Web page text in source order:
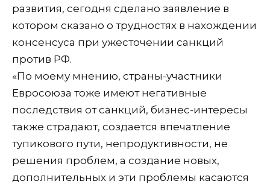
развития, сегодня сделано заявление в
котором сказано о трудностях в нахождении
консенсуса при ужесточении санкций
против РФ.
«По моему мнению, страны-участники
Евросоюза тоже имеют негативные
последствия от санкций, бизнес-интересы
также страдают, создается впечатление
тупикового пути, непродуктивности, не
решения проблем, а создание новых,
дополнительных и эти проблемы касаются